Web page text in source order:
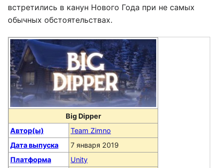
встретились в канун Нового Года при не самых
обычных обстоятельствах.
Big Dipper
Автор(ы)
Team Zimno
Дата выпуска
7 января 2019
Платформа
Unity